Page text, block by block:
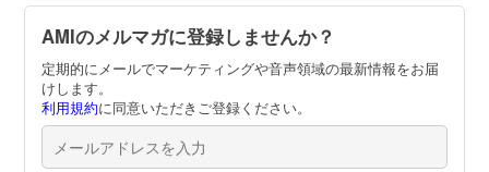
AMIのメルマガに登録しませんか？
定期的にメールでマーケティングや音声領域の最新情報をお届
けします。
利用規約に同意いただきご登録ください。